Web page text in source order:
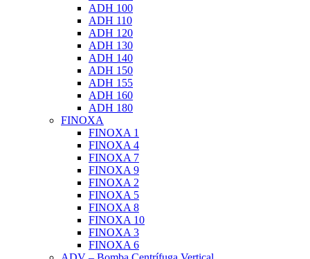
ADH 100
ADH 110
ADH 120
ADH 130
ADH 140
ADH 150
ADH 155
ADH 160
ADH 180
FINOXA
FINOXA 1
FINOXA 4
FINOXA 7
FINOXA 9
FINOXA 2
FINOXA 5
FINOXA 8
FINOXA 10
FINOXA 3
FINOXA 6